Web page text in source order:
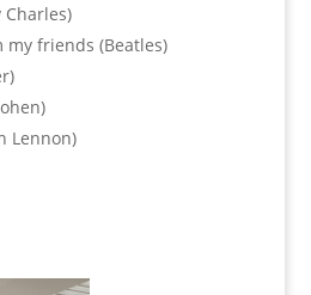
Charles)
friends (Beatles)
Lennon)